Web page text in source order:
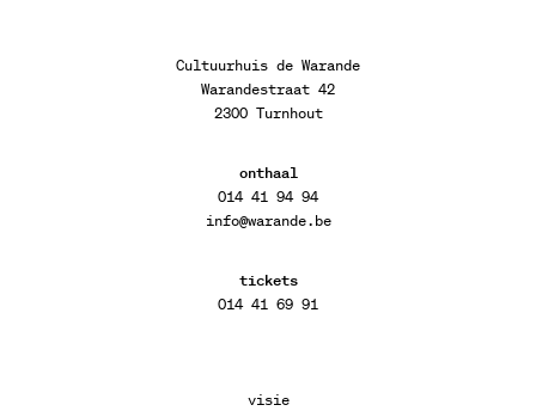
Cultuurhuis de Warande
Warandestraat 42
2300 Turnhout
onthaal
014 41 94 94
info@warande.be
tickets
014 41 69 91
visie